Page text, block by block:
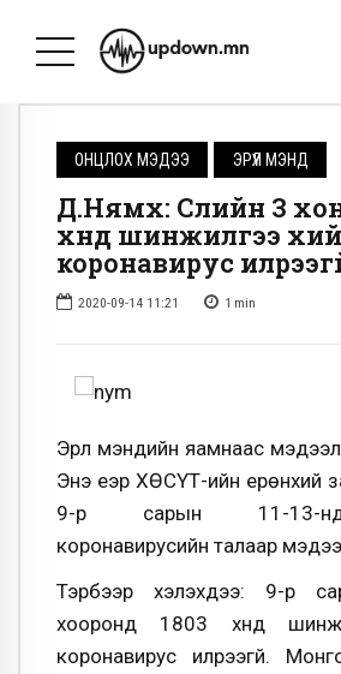
ОНЦЛОХ МЭДЭЭ ЭРҮҮЛ МЭНД
Д.Нямхүү: Сүүлийн 3
хүнд шинжилгээ
коронавирус
2020-09-14 11:21 1 min
Эрүүл мэндийн яамнаас
Энэ үеэр ХӨСҮТ-ийн ерөнхий
9-р сарын 11-13-
коронавирусийн талаар
Тэрбээр хэлэхдээ: 9-р
хооронд 1803 хүнд
коронавирус илрээгүй.